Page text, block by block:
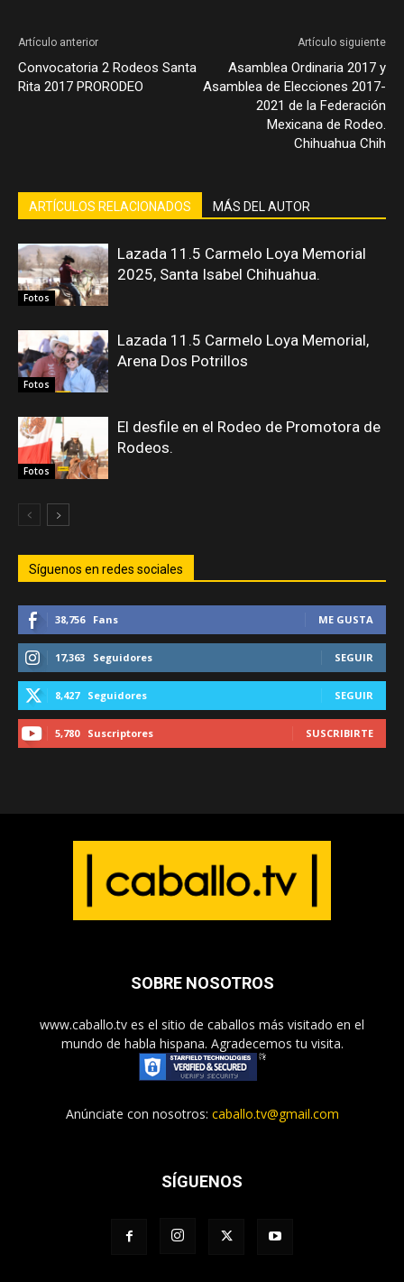
Artículo anterior
Convocatoria 2 Rodeos Santa
Rita 2017 PRORODEO
Artículo siguiente
Asamblea Ordinaria 2017 y
Asamblea de Elecciones 2017-
2021 de la Federación
Mexicana de Rodeo.
Chihuahua Chih
ARTÍCULOS RELACIONADOS MÁS DEL AUTOR
Fotos
Lazada 11.5 Carmelo Loya Memorial
2025, Santa Isabel Chihuahua.
Fotos
Lazada 11.5 Carmelo Loya Memorial,
Arena Dos Potrillos
Fotos
El desfile en el Rodeo de Promotora de
Rodeos.
Síguenos en redes sociales
38,756 Fans ME GUSTA
17,363 Seguidores SEGUIR
8,427 Seguidores SEGUIR
5,780 Suscriptores SUSCRIBIRTE
SOBRE NOSOTROS
www.caballo.tv es el sitio de caballos más visitado en el
mundo de habla hispana. Agradecemos tu visita.
Anúnciate con nosotros: caballo.tv@gmail.com
SÍGUENOS